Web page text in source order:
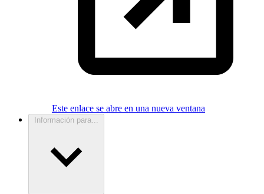
Este enlace se abre en una nueva ventana
Información para...